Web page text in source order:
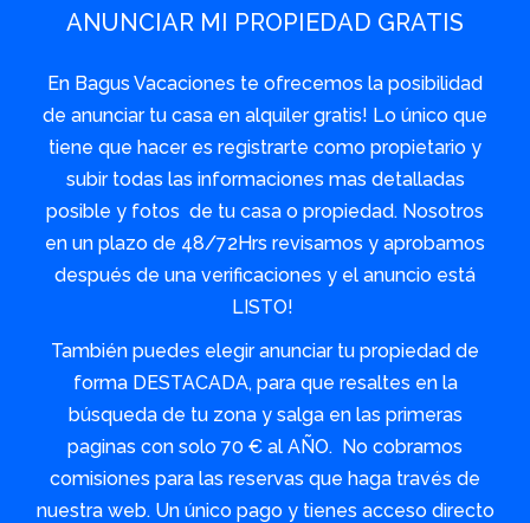
ANUNCIAR MI PROPIEDAD GRATIS
En Bagus Vacaciones te ofrecemos la posibilidad
de anunciar tu casa en alquiler gratis! Lo único que
tiene que hacer es registrarte como propietario y
subir todas las informaciones mas detalladas
posible y fotos de tu casa o propiedad. Nosotros
en un plazo de 48/72Hrs revisamos y aprobamos
después de una verificaciones y el anuncio está
LISTO!
También puedes elegir anunciar tu propiedad de
forma DESTACADA, para que resaltes en la
búsqueda de tu zona y salga en las primeras
paginas con solo 70 € al AÑO. No cobramos
comisiones para las reservas que haga través de
nuestra web. Un único pago y tienes acceso directo